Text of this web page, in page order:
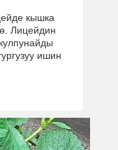
кышка
Лицейдин
ишин